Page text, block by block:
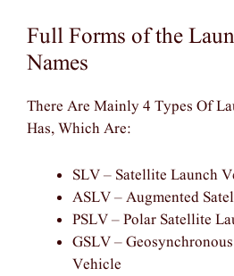
Full Forms of the
Names
There Are Mainly 4 Types Of
Has, Which Are:
SLV – Satellite Launch
ASLV – Augmented
PSLV – Polar Satellite
GSLV –
Vehicle